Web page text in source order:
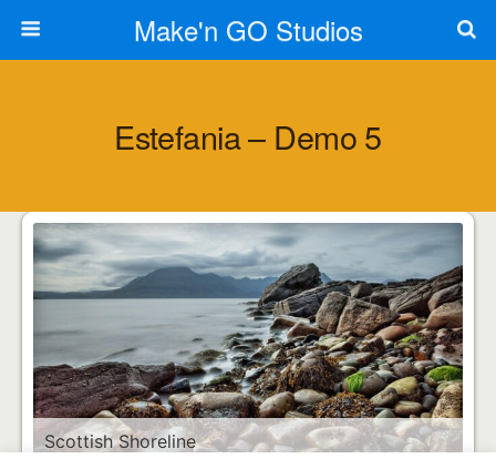
Make'n GO Studios
Estefania – Demo 5
Scottish Shoreline